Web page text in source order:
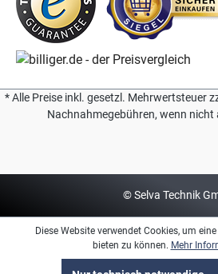
* Alle Preise inkl. gesetzl. Mehrwertsteuer
Nachnahmegebühren, wenn nicht
© Selva Technik
Diese Website verwendet Cookies, um
bieten zu können. Mehr